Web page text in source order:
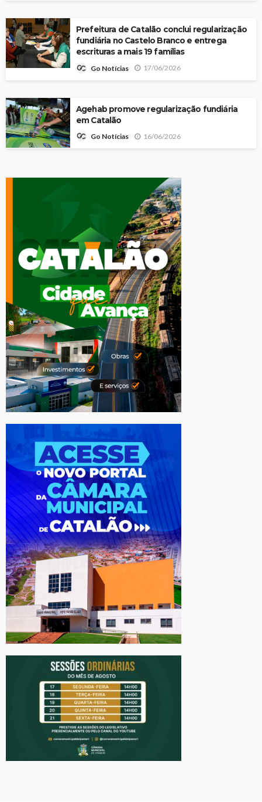
Prefeitura de Catalão conclui regularização
fundiária no Castelo Branco e entrega
escrituras a mais 19 famílias
Go Notícias 17/06/2026
Agehab promove regularização fundiária
em Catalão
Go Notícias 16/06/2026